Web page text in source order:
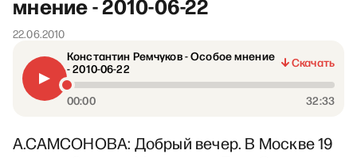
22.06.2010
Константин Ремчуков - Особое мнение
- 2010-06-22
Скачать
00:00 32:33
А.САМСОНОВА: Добрый вечер. В Москве 19